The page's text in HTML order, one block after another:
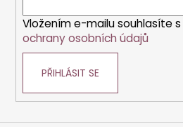
Vložením e-mailu souhlasíte s
ochrany osobních údajů
PŘIHLÁSIT SE